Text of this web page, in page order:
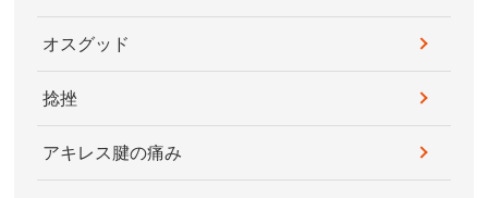
オスグッド
捻挫
アキレス腱の痛み